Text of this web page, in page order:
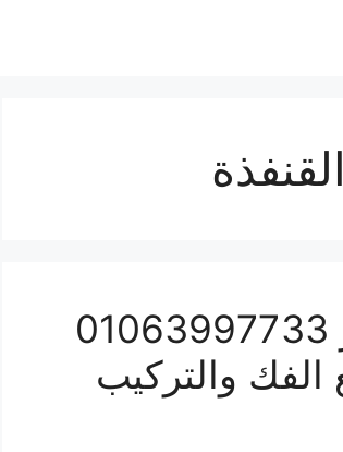
شركة نقل عفش بالرياض للايجار 01063997733
والتركيب